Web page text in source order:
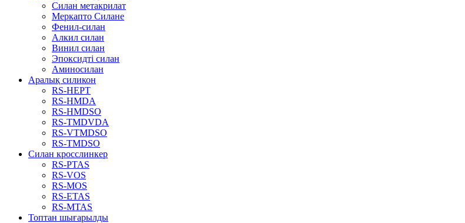
Силан метакрилат
Меркапто Силане
Фенил-силан
Алкил силан
Винил силан
Эпоксидті силан
Аминосилан
Аралық силикон
RS-HEPT
RS-HMDA
RS-HMDSO
RS-TMDVDA
RS-VTMDSO
RS-TMDSO
Силан кросслинкер
RS-PTAS
RS-VOS
RS-MOS
RS-ETAS
RS-MTAS
Топтан шығарылды